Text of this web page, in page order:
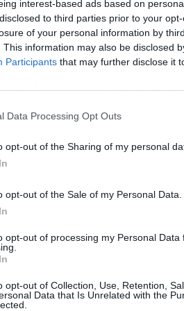
interest-based ads based on
to third parties prior to your
of your personal information by
This information may also be disclosed
Participants that may further disclose it
Data Processing Opt Outs
opt-out of the Sharing of my personal
opt-out of the Sale of my Personal Data.
opt-out of processing my Personal Data
opt-out of Collection, Use, Retention,
Data that Is Unrelated with the
al Congreso
en la Cope.
de los populares despeje
las intenciones de su equipo.
sus agendas para